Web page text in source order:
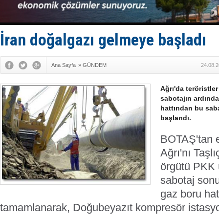
Keşfedildi:
Van’da
İran doğalgazı gelmeye başladı
Ana Sayfa » GÜNDEM
Ağrı'da
sabotajın
hattından bu
başlandı.
BOTAŞ'tan
Ağrı'nı
örgütü PKK
sabotaj
gaz boru
tamamlanarak, Doğubeyazıt kompresör